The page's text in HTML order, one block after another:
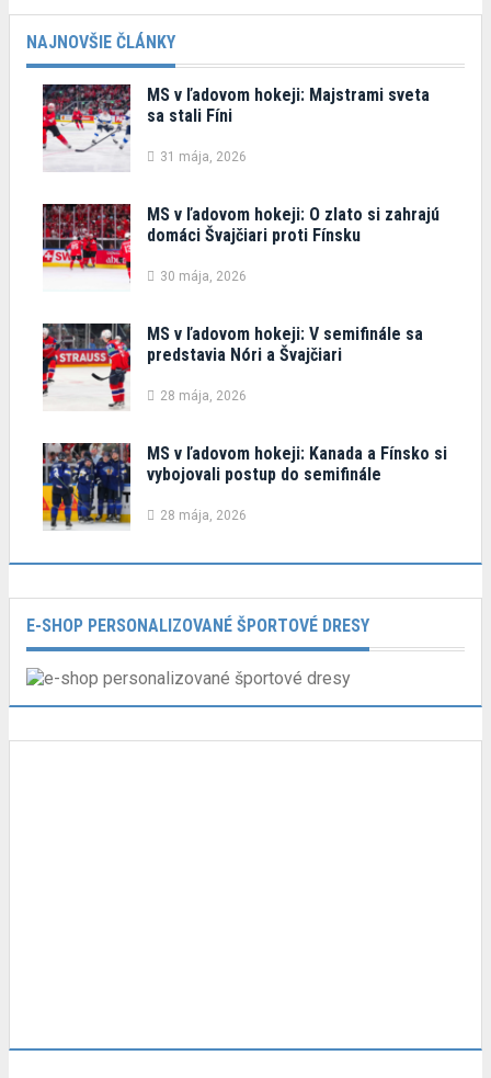
NAJNOVŠIE ČLÁNKY
MS v ľadovom hokeji: Majstrami sveta
sa stali Fíni
31 mája, 2026
MS v ľadovom hokeji: O zlato si zahrajú
domáci Švajčiari proti Fínsku
30 mája, 2026
MS v ľadovom hokeji: V semifinále sa
predstavia Nóri a Švajčiari
28 mája, 2026
MS v ľadovom hokeji: Kanada a Fínsko si
vybojovali postup do semifinále
28 mája, 2026
E-SHOP PERSONALIZOVANÉ ŠPORTOVÉ DRESY